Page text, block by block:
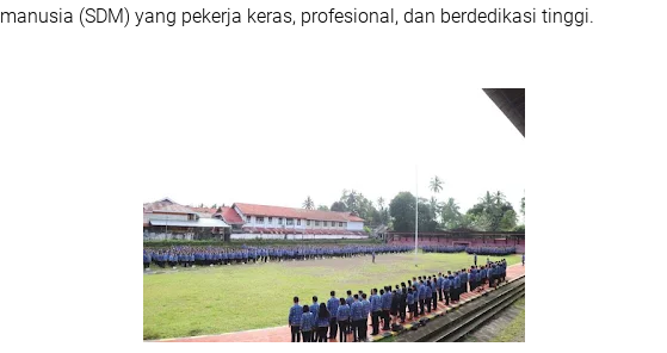
manusia (SDM) yang pekerja keras, profesional, dan berdedikasi tinggi.